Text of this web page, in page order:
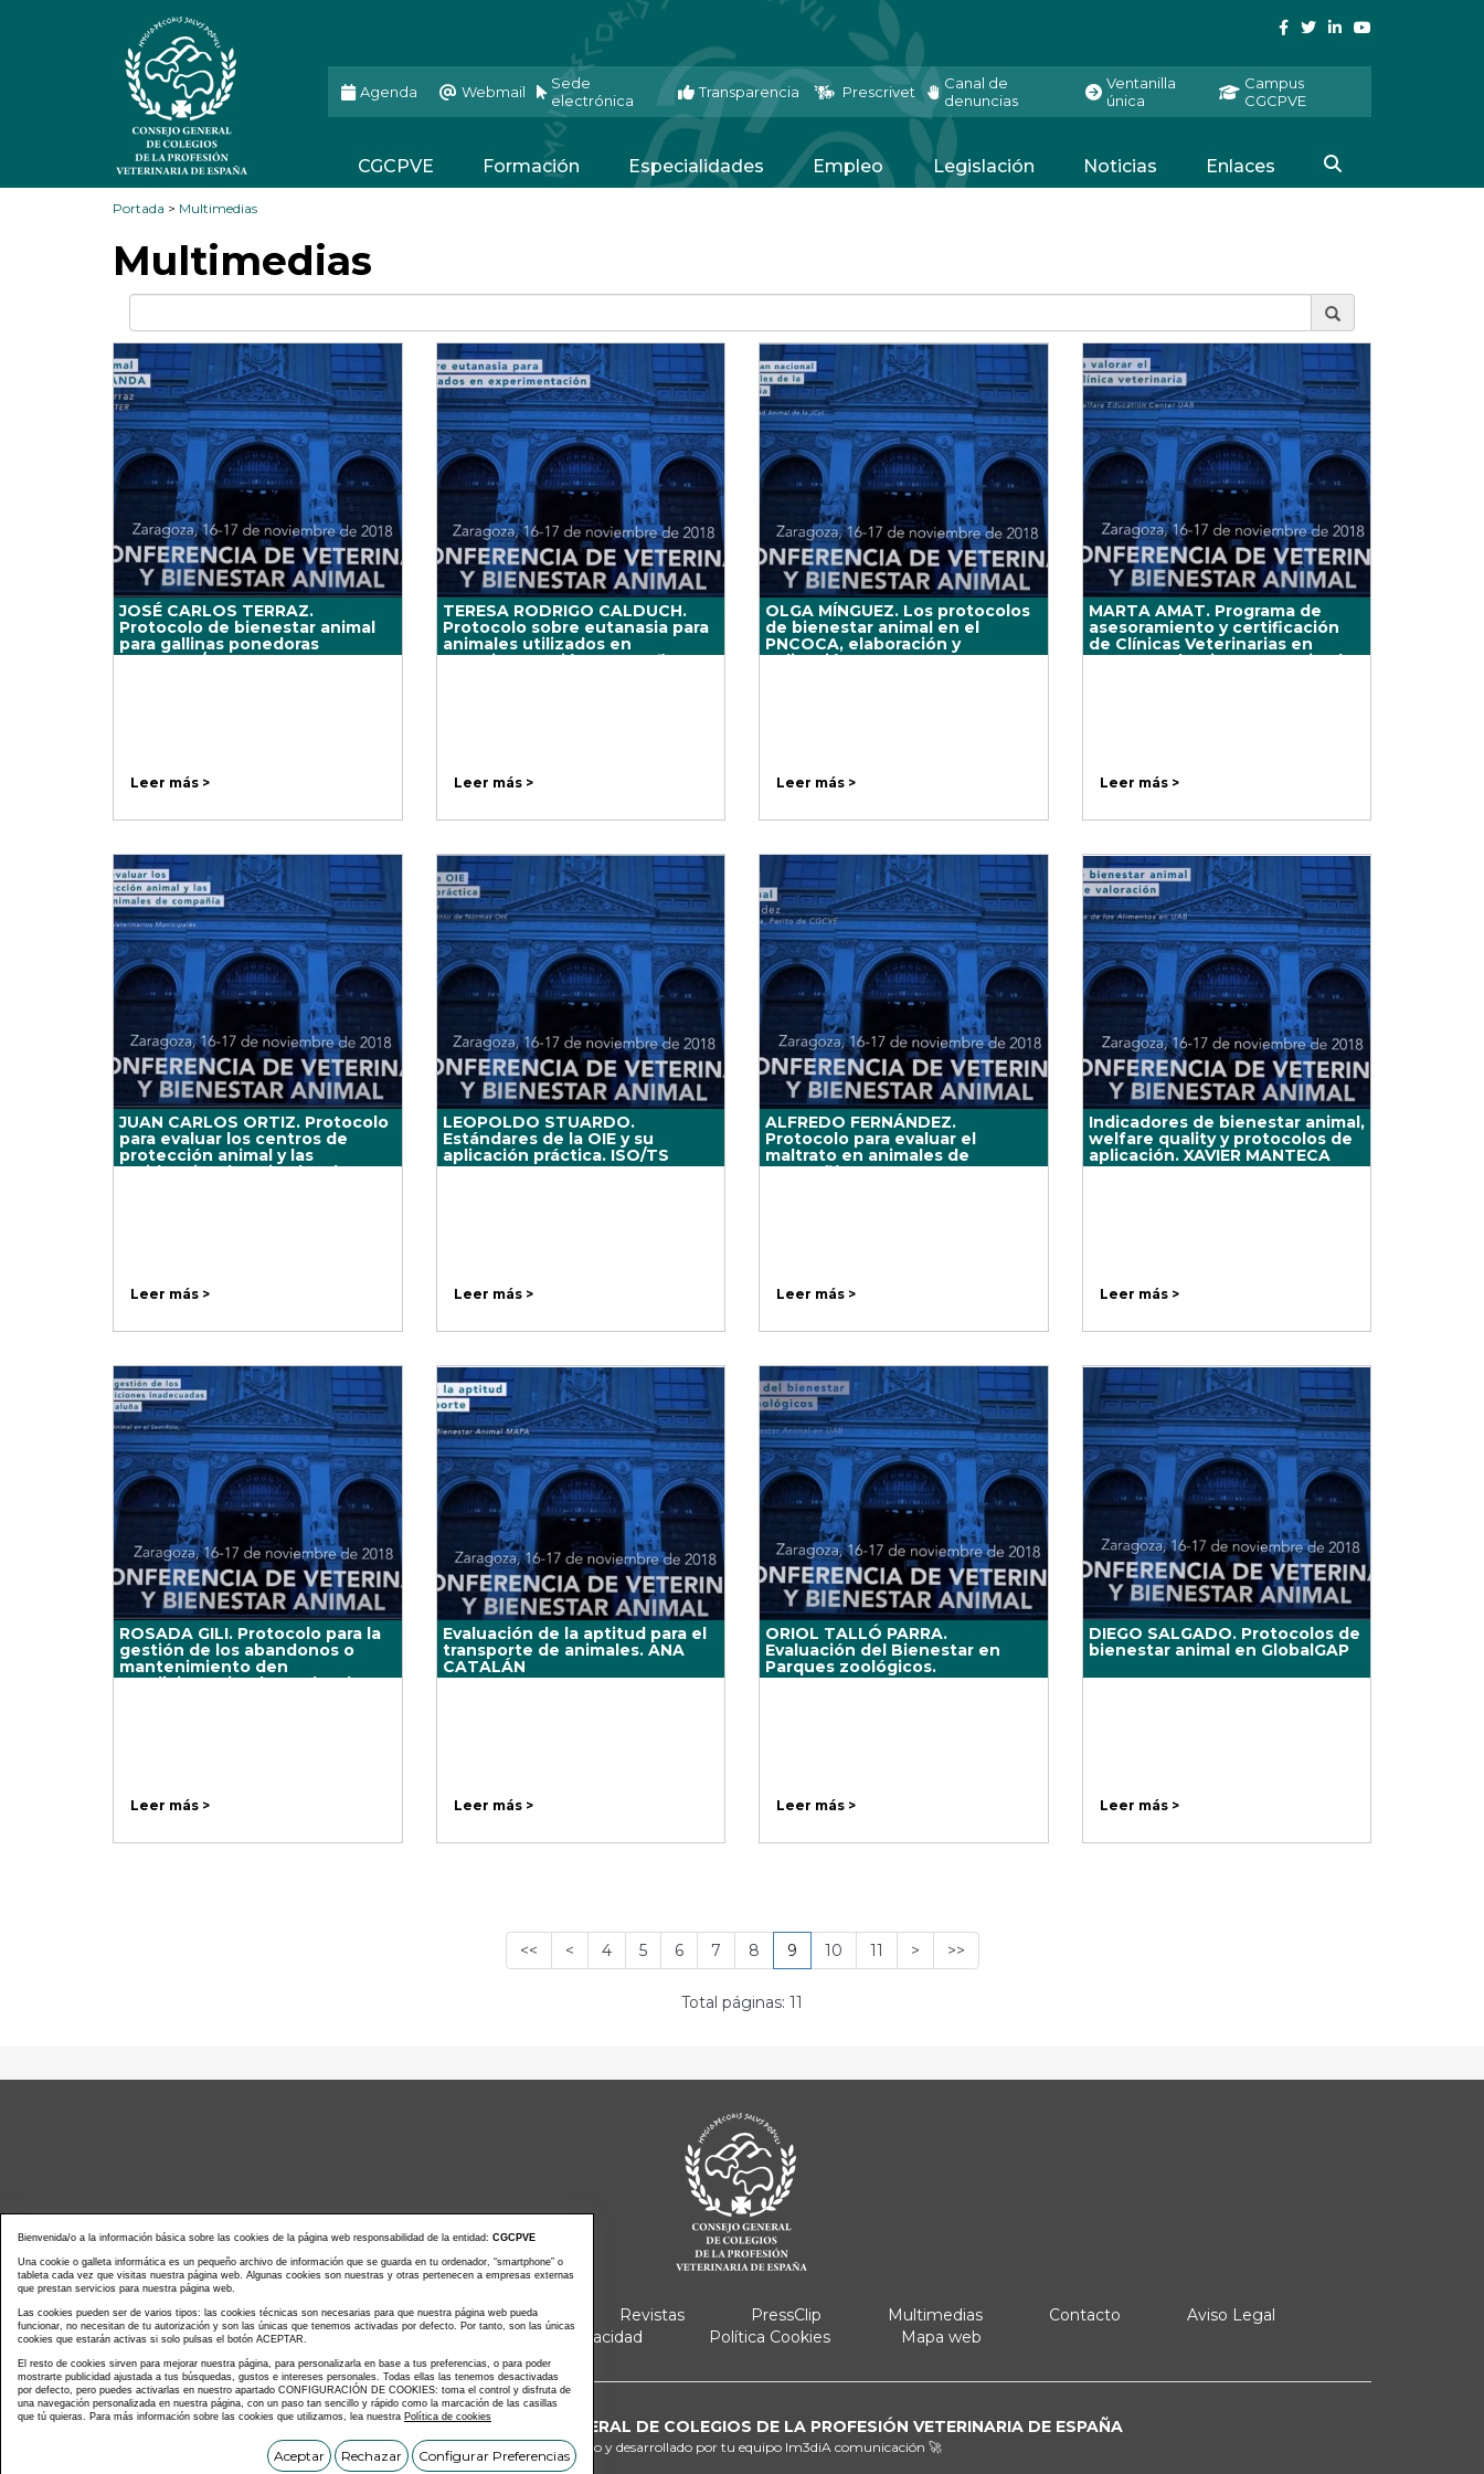
Agenda Webmail
Sede
electrónica
Transparencia Prescrivet
Canal de
denuncias
Ventanilla
única
Campus
CGCPVE
CGCPVE Formación Especialidades Empleo Legislación Noticias Enlaces
Portada > Multimedias
Multimedias
JOSÉ CARLOS TERRAZ.
Protocolo de bienestar animal
para gallinas ponedoras
AVIALTER/ANDA
Leer más >
TERESA RODRIGO CALDUCH.
Protocolo sobre eutanasia para
animales utilizados en
experimentación y otros fines
Leer más >
OLGA MÍNGUEZ. Los protocolos
de bienestar animal en el
PNCOCA, elaboración y
aplicación
Leer más >
MARTA AMAT. Programa de
asesoramiento y certificación
de Clínicas Veterinarias en
aspectos de Bienestar Animal
Leer más >
JUAN CARLOS ORTIZ. Protocolo
para evaluar los centros de
protección animal y las
residencias de animales de
Leer más >
LEOPOLDO STUARDO.
Estándares de la OIE y su
aplicación práctica. ISO/TS
34700: ANIMAL WELFARE
Leer más >
ALFREDO FERNÁNDEZ.
Protocolo para evaluar el
maltrato en animales de
compañía.
Leer más >
Indicadores de bienestar animal,
welfare quality y protocolos de
aplicación. XAVIER MANTECA
Leer más >
ROSADA GILI. Protocolo para la
gestión de los abandonos o
mantenimiento den
condiciones inadecuadas de
Leer más >
Evaluación de la aptitud para el
transporte de animales. ANA
CATALÁN
Leer más >
ORIOL TALLÓ PARRA.
Evaluación del Bienestar en
Parques zoológicos.
Leer más >
DIEGO SALGADO. Protocolos de
bienestar animal en GlobalGAP
Leer más >
<< < 4 5 6 7 8 9 10 11 > >>
Total páginas: 11
Noticias actualidad Agenda de Actos Revistas PressClip Multimedias Contacto
Aviso Legal
Política Privacidad
Política Cookies Mapa web
Copyright © CONSEJO GENERAL DE COLEGIOS DE LA PROFESIÓN VETERINARIA DE ESPAÑA
Diseñado y desarrollado por tu equipo Im3diA comunicación 🚀
Bienvenida/o a la información básica sobre las cookies de la página web responsabilidad de la entidad: CGCPVE
Una cookie o galleta informática es un pequeño archivo de información que se guarda en tu ordenador, “smartphone” o
tableta cada vez que visitas nuestra página web. Algunas cookies son nuestras y otras pertenecen a empresas externas
que prestan servicios para nuestra página web.
Las cookies pueden ser de varios tipos: las cookies técnicas son necesarias para que nuestra página web pueda
funcionar, no necesitan de tu autorización y son las únicas que tenemos activadas por defecto. Por tanto, son las únicas
cookies que estarán activas si solo pulsas el botón ACEPTAR.
El resto de cookies sirven para mejorar nuestra página, para personalizarla en base a tus preferencias, o para poder
mostrarte publicidad ajustada a tus búsquedas, gustos e intereses personales. Todas ellas las tenemos desactivadas
por defecto, pero puedes activarlas en nuestro apartado CONFIGURACIÓN DE COOKIES: toma el control y disfruta de
una navegación personalizada en nuestra página, con un paso tan sencillo y rápido como la marcación de las casillas
que tú quieras. Para más información sobre las cookies que utilizamos, lea nuestra Política de cookies
Aceptar Rechazar Configurar Preferencias